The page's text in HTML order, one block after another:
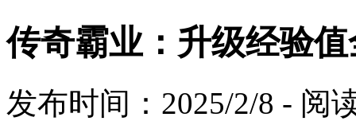
传奇霸业：升级经验
发布时间：2025/2/8 - 阅